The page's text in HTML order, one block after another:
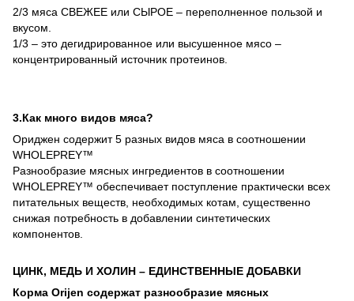
2/3 мяса СВЕЖЕЕ или СЫРОЕ – переполненное пользой и
вкусом.
1/3 – это дегидрированное или высушенное мясо –
концентрированный источник протеинов.
3.Как много видов мяса?
Ориджен содержит 5 разных видов мяса в соотношении
WHOLEPREY™
Разнообразие мясных ингредиентов в соотношении
WHOLEPREY™ обеспечивает поступление практически всех
питательных веществ, необходимых котам, существенно
снижая потребность в добавлении синтетических
компонентов.
ЦИНК, МЕДЬ И ХОЛИН – ЕДИНСТВЕННЫЕ ДОБАВКИ
Корма Orijen содержат разнообразие мясных